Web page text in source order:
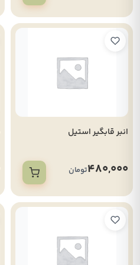
انبر قابگیر استیل
480,000تومان